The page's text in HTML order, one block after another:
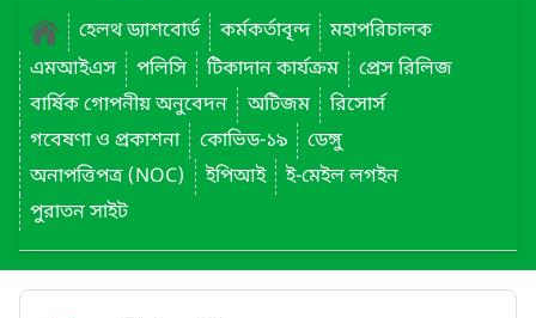
হেলথ ড্যাশবোর্ড
কর্মকর্তাবৃন্দ
মহাপরিচালক
এমআইএস
পলিসি টিকাদান কার্যক্রম
প্রেস রিলিজ
বার্ষিক গোপনীয় অনুবেদন
অটিজম
রিসোর্স
গবেষণা ও প্রকাশনা
কোভিড-১৯
ডেঙ্গু
অনাপত্তিপত্র (NOC)
ইপিআই
ই-মেইল লগইন
পুরাতন সাইট